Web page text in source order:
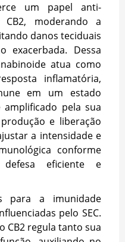
um papel anti-
moderando a
danos teciduais
exacerbada. Dessa
atua como
inflamatória,
em um estado
pela sua
e liberação
a intensidade e
conforme
eficiente e
para a imunidade
pelo SEC.
CB2 regula tanto sua